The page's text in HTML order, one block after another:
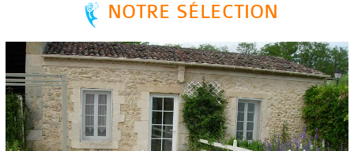
NOTRE SÉLECTION